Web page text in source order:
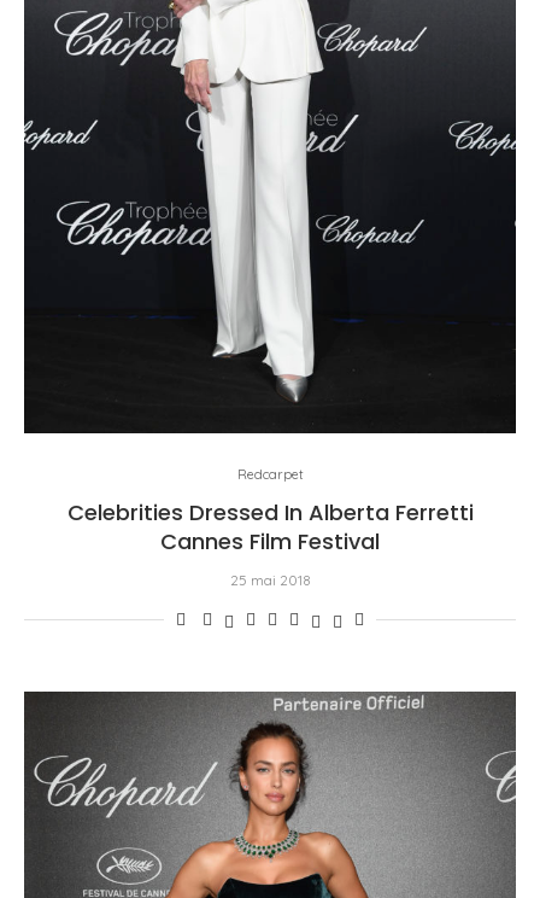
Redcarpet
Celebrities Dressed In Alberta Ferretti
Cannes Film Festival
25 mai 2018